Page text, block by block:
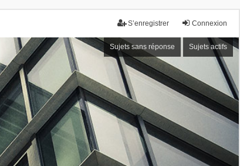
Connexion
S’enregistrer
Sujets sans réponse Sujets actifs